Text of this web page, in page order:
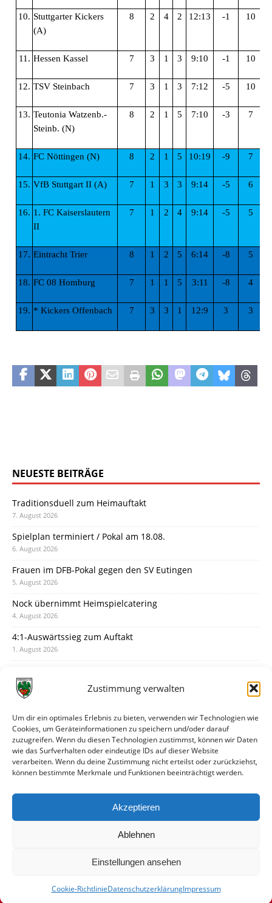
Zustimmung verwalten
Um dir ein optimales Erlebnis zu bieten, verwenden wir Technologien wie
Cookies, um Geräteinformationen zu speichern und/oder darauf
zuzugreifen. Wenn du diesen Technologien zustimmst, können wir Daten
wie das Surfverhalten oder eindeutige IDs auf dieser Website
verarbeiten. Wenn du deine Zustimmung nicht erteilst oder zurückziehst,
können bestimmte Merkmale und Funktionen beeinträchtigt werden.
Akzeptieren
Ablehnen
Einstellungen ansehen
Cookie-RichtlinieDatenschutzerklärungImpressum
10. Stuttgarter Kickers
(A)
8 2 4 2 12:13 -1 10
11. Hessen Kassel 7 3 1 3 9:10 -1 10
12. TSV Steinbach 7 3 1 3 7:12 -5 10
13. Teutonia Watzenb.-
Steinb. (N)
8 2 1 5 7:10 -3 7
14. FC Nöttingen (N) 8 2 1 5 10:19 -9 7
15. VfB Stuttgart II (A) 7 1 3 3 9:14 -5 6
16. 1. FC Kaiserslautern
II
7 1 2 4 9:14 -5 5
17. Eintracht Trier 8 1 2 5 6:14 -8 5
18. FC 08 Homburg 7 1 1 5 3:11 -8 4
19. * Kickers Offenbach 7 3 3 1 12:9 3 3
NEUESTE BEITRÄGE
Traditionsduell zum Heimauftakt
7. August 2026
Spielplan terminiert / Pokal am 18.08.
6. August 2026
Frauen im DFB-Pokal gegen den SV Eutingen
5. August 2026
Nock übernimmt Heimspielcatering
4. August 2026
4:1-Auswärtssieg zum Auftakt
1. August 2026
31. Juli 2026
30. Juli 2026
Deine Spielminute: 89+1
28. Juli 2026
Neuer Rückensponsor
Neue Podcast-Folge: So tickt Björn!
27. Juli 2026
© VfR Wormatia Worms